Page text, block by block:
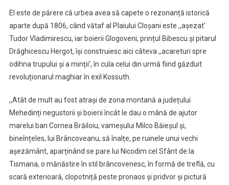
El este de părere că urbea avea să capete o rezonanță istorică
aparte după 1806, când vătaf al Plaiului Cloșani este ,,așezat’
Tudor Vladimirescu, iar boierii Glogoveni, prințul Bibescu și pitarul
Drăghicescu Hergot, își construiesc aici câteva ,,acareturi spre
odihna trupului și a minții’, în cula celui din urmă fiind găzduit
revoluționarul maghiar în exil Kossuth.
,,Atât de mult au fost atrași de zona montană a județului
Mehedinți negustorii și boierii încât le dau o mână de ajutor
marelui ban Cornea Brăiloiu, vameșului Milco Băieșul și,
bineînțeles, lui Brâncoveanu, să înalțe, pe ruinele unui vechi
așezământ, aparținând se pare lui Nicodim cel Sfânt de la
Tismana, o mănăstire în stil brâncovenesc, în formă de treflă, cu
scară exterioară, clopotniță peste pronaos și pridvor și pictură